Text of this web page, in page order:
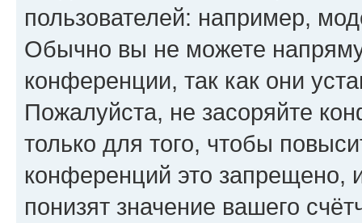
пользователей: например,
Обычно вы не можете
конференции, так как они
Пожалуйста, не засоряйте
только для того, чтобы
конференций это запрещено,
понизят значение вашего